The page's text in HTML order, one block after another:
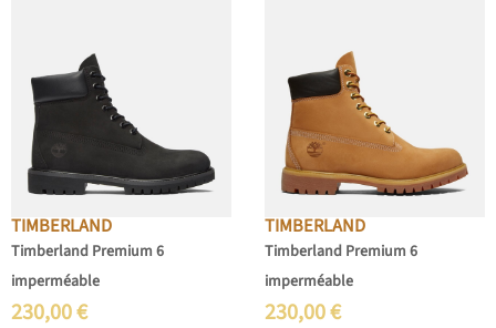
TIMBERLAND
Timberland Premium 6
imperméable
230,00€
TIMBERLAND
Timberland Premium 6
imperméable
230,00€